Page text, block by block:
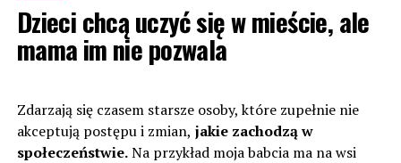
Dzieci chcą uczyć się w mieście, ale
mama im nie pozwala
Zdarzają się czasem starsze osoby, które zupełnie nie
akceptują postępu i zmian, jakie zachodzą w
społeczeństwie.Na przykład moja babcia ma na wsi